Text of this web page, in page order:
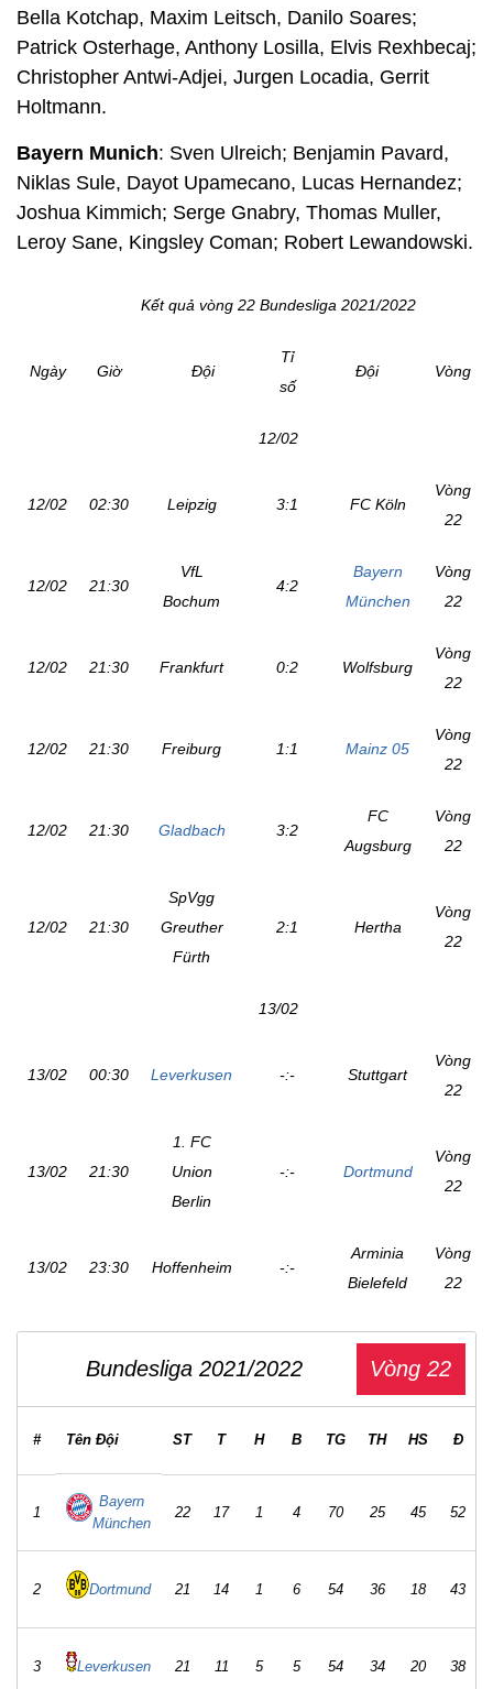
Bella Kotchap, Maxim Leitsch, Danilo Soares;
Patrick Osterhage, Anthony Losilla, Elvis Rexhbecaj;
Christopher Antwi-Adjei, Jurgen Locadia, Gerrit
Holtmann.
Bayern Munich: Sven Ulreich; Benjamin Pavard,
Niklas Sule, Dayot Upamecano, Lucas Hernandez;
Joshua Kimmich; Serge Gnabry, Thomas Muller,
Leroy Sane, Kingsley Coman; Robert Lewandowski.
Kết quả vòng 22 Bundesliga 2021/2022
Ngày Giờ Đội
Tỉ
số
Đội Vòng
12/02
12/02 02:30 Leipzig 3:1 FC Köln
Vòng
22
12/02 21:30
VfL
Bochum
4:2
Bayern
München
Vòng
22
12/02 21:30 Frankfurt 0:2 Wolfsburg
Vòng
22
12/02 21:30 Freiburg 1:1 Mainz 05
Vòng
22
12/02 21:30 Gladbach 3:2
FC
Augsburg
Vòng
22
12/02 21:30
SpVgg
Greuther
Fürth
2:1 Hertha
Vòng
22
13/02
13/02 00:30 Leverkusen -:- Stuttgart
Vòng
22
13/02 21:30
1. FC
Union
Berlin
-:- Dortmund
Vòng
22
13/02 23:30 Hoffenheim -:-
Arminia
Bielefeld
Vòng
22
Bundesliga 2021/2022 Vòng 22
# Tên Đội ST T H B TG TH HS Đ
1
Bayern
München
22 17 1 4 70 25 45 52
2 Dortmund 21 14 1 6 54 36 18 43
3 Leverkusen 21 11 5 5 54 34 20 38